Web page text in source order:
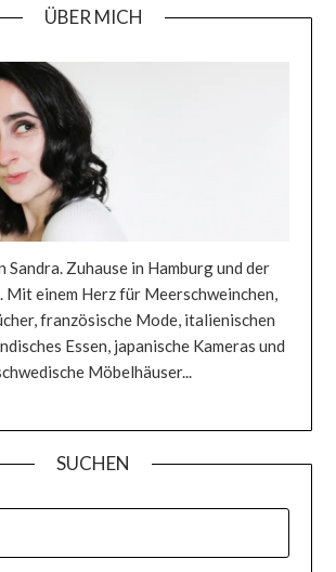
ÜBER MICH
Sandra. Zuhause in Hamburg und der
Mit einem Herz für Meerschweinchen,
französische Mode, italienischen
Essen, japanische Kameras und
Möbelhäuser...
SUCHEN